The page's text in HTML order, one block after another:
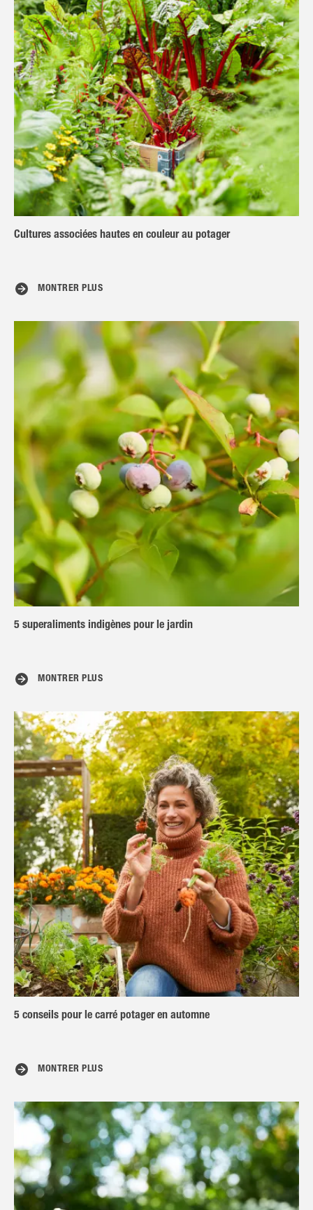
Cultures associées hautes en couleur au potager
MONTRER PLUS
5 superaliments indigènes pour le jardin
MONTRER PLUS
5 conseils pour le carré potager en automne
MONTRER PLUS